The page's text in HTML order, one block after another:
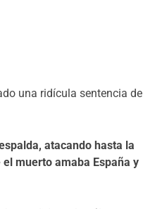
una ridícula sentencia de
atacando hasta la
muerto amaba España y